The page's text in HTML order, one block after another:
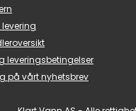
leveringsbetingelser
på vårt nyhetsbrev